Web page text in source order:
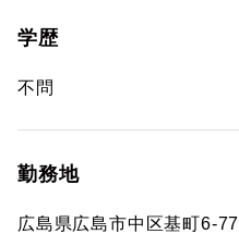
学歴
不問
勤務地
広島県広島市中区基町6-77